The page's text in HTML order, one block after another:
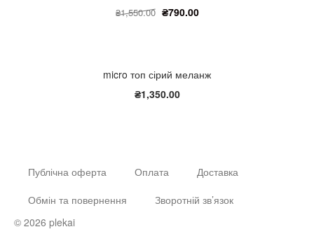
₴1,550.00 ₴790.00
micro топ сірий меланж
₴1,350.00
Публічна оферта Оплата
Доставка
Обмін та повернення
Зворотній зв’язок
© 2026 plekai